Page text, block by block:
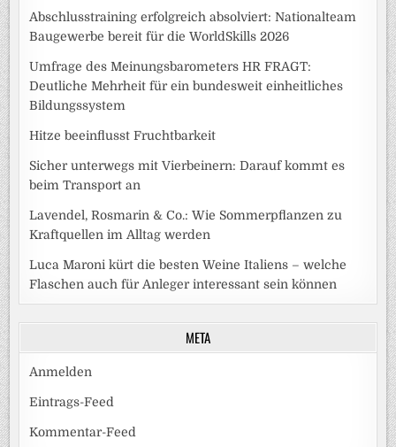
Abschlusstraining erfolgreich absolviert: Nationalteam
Baugewerbe bereit für die WorldSkills 2026
Umfrage des Meinungsbarometers HR FRAGT:
Deutliche Mehrheit für ein bundesweit einheitliches
Bildungssystem
Hitze beeinflusst Fruchtbarkeit
Sicher unterwegs mit Vierbeinern: Darauf kommt es
beim Transport an
Lavendel, Rosmarin & Co.: Wie Sommerpflanzen zu
Kraftquellen im Alltag werden
Luca Maroni kürt die besten Weine Italiens – welche
Flaschen auch für Anleger interessant sein können
META
Anmelden
Eintrags-Feed
Kommentar-Feed